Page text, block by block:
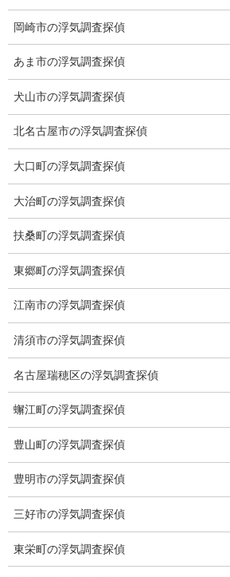
契約後の安心と信頼
顧問弁護士のご案内
委任契約
低料金の理由
スキルの高さ＝高額料金？
適正料金
稼働制って何？
探偵
探偵を本業
調査機器
探偵の資格
弁護士紹介
浮気調査
浮気調査プランのご案内
岡崎市の浮気調査探偵
あま市の浮気調査探偵
犬山市の浮気調査探偵
北名古屋市の浮気調査探偵
大口町の浮気調査探偵
大治町の浮気調査探偵
扶桑町の浮気調査探偵
東郷町の浮気調査探偵
江南市の浮気調査探偵
清須市の浮気調査探偵
名古屋瑞穂区の浮気調査探偵
蠏江町の浮気調査探偵
豊山町の浮気調査探偵
豊明市の浮気調査探偵
三好市の浮気調査探偵
東栄町の浮気調査探偵